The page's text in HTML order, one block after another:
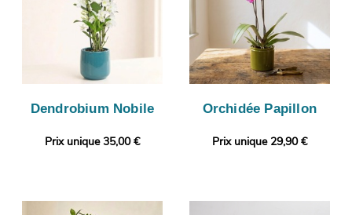
Dendrobium Nobile
Prix unique 35,00 €
Orchidée Papillon
Prix unique 29,90 €